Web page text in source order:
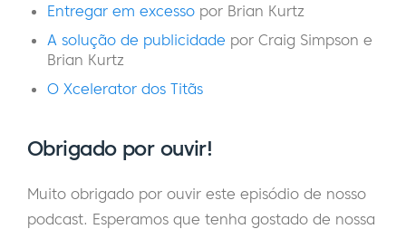
própria comunidade privada de membros, a
Titans Xcelerator. Brian, bem-vindo ao
programa. Há algo em sua história que eu
tenha deixado de fora?
Brian:
Sim, existe. Se isso é relevante ou
não, não sei. Mas sim, quero dizer, acho que
definitivamente são duas carreiras
diferentes, mas uma das coisas que é
Entregar em excesso por Brian Kurtz
A solução de publicidade por Craig Simpson e
Brian Kurtz
O Xcelerator dos Titãs
Obrigado por ouvir!
Muito obrigado por ouvir este episódio de nosso
podcast. Esperamos que tenha gostado de nossa